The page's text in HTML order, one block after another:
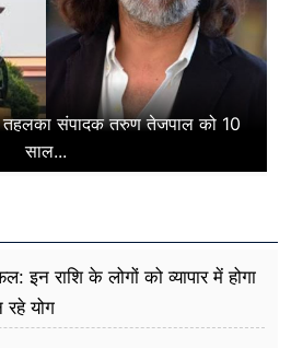
तहलका संपादक तरुण तेजपाल को 10
साल...
इन राशि के लोगों को व्यापार में होगा
योग